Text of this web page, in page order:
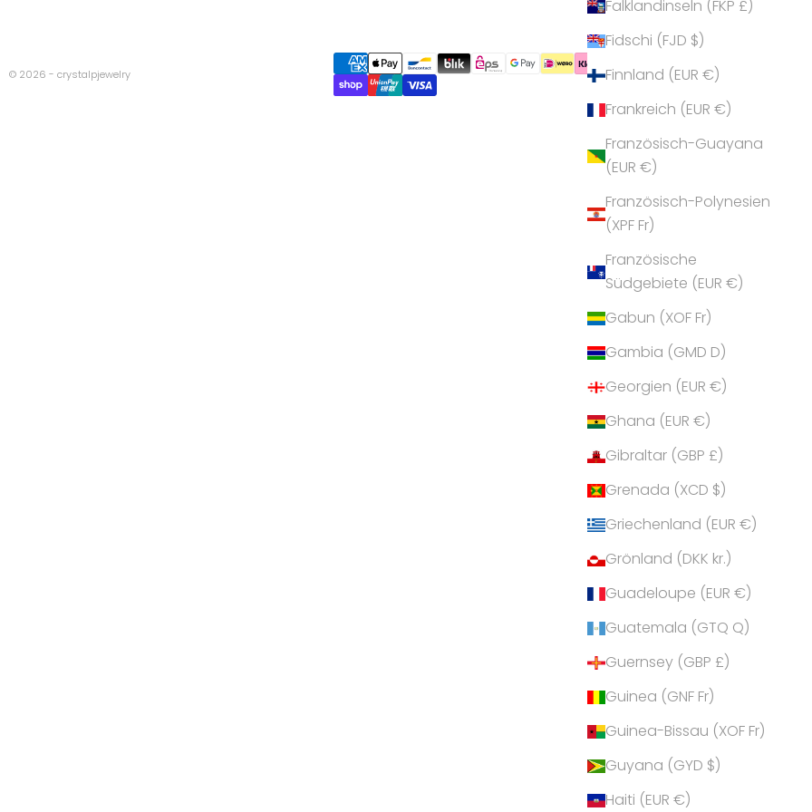
Falklandinseln (FKP £)
Fidschi (FJD $)
Finnland (EUR €)
Frankreich (EUR €)
Französisch-Guayana
(EUR €)
Französisch-Polynesien
(XPF Fr)
Französische
Südgebiete (EUR €)
Gabun (XOF Fr)
Gambia (GMD D)
Georgien (EUR €)
Ghana (EUR €)
Gibraltar (GBP £)
Grenada (XCD $)
Griechenland (EUR €)
Grönland (DKK kr.)
Guadeloupe (EUR €)
Guatemala (GTQ Q)
Guernsey (GBP £)
Guinea (GNF Fr)
Guinea-Bissau (XOF Fr)
Guyana (GYD $)
Haiti (EUR €)
© 2026 - crystalpjewelry